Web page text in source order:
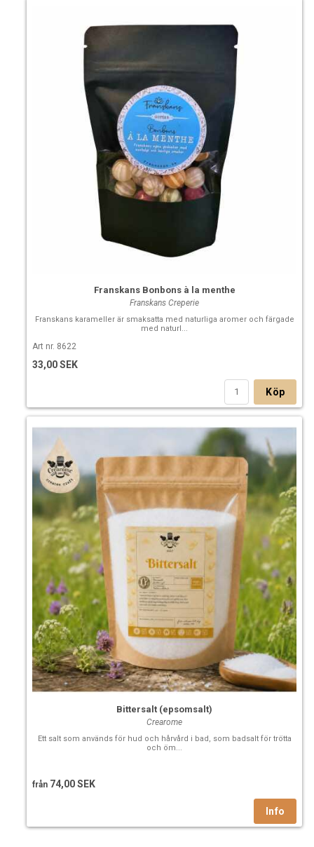
Franskans Bonbons à la menthe
Franskans Creperie
Franskans karameller är smaksatta med naturliga aromer och färgade
med naturl...
Art nr. 8622
33,00 SEK
Köp
Bittersalt (epsomsalt)
Crearome
Ett salt som används för hud och hårvård i bad, som badsalt för trötta
och öm...
från 74,00 SEK